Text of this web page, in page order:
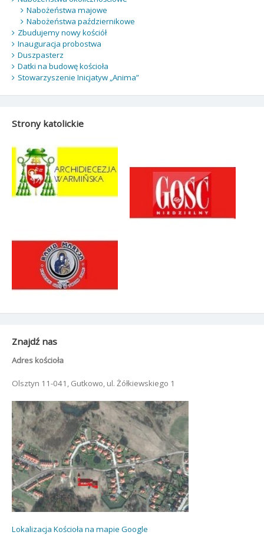
Nabożeństwa majowe
Nabożeństwa październikowe
Zbudujemy nowy kościół
Inauguracja probostwa
Duszpasterz
Datki na budowę kościoła
Stowarzyszenie Inicjatyw „Anima”
Strony katolickie
Znajdź nas
Adres kościoła
Olsztyn 11-041, Gutkowo, ul. Żółkiewskiego 1
Lokalizacja Kościoła na mapie Google